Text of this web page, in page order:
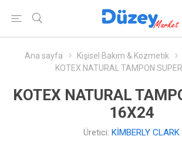
Ana sayfa Kişisel Bakım & Kozmetik
KOTEX NATURAL TAMPON
KOTEX NATURAL
16X24
Üretici: KİMBERLY CLARK